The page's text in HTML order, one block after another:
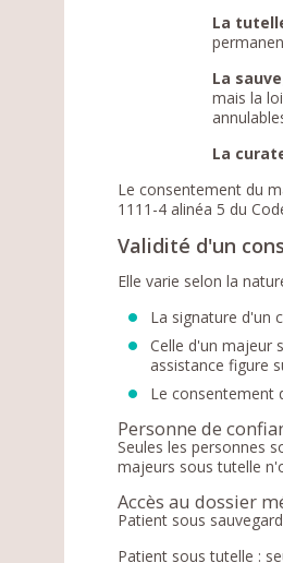
La
La
mais la
La
Le consentement du
1111-4 alinéa 5 du
Validité d'un
Elle varie selon la
La signature d'un
Celle d'un majeur
assistance figure
Le consentement
Personne de
Seules les personnes
majeurs sous tutelle
Accès au dossier
Patient sous
Patient sous tutelle :